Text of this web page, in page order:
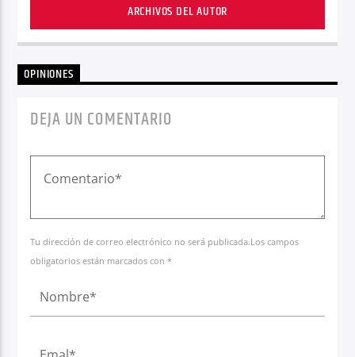
ARCHIVOS DEL AUTOR
OPINIONES
DEJA UN COMENTARIO
Tu dirección de correo electrónico no será publicada.Los campos
obligatorios están marcados con *